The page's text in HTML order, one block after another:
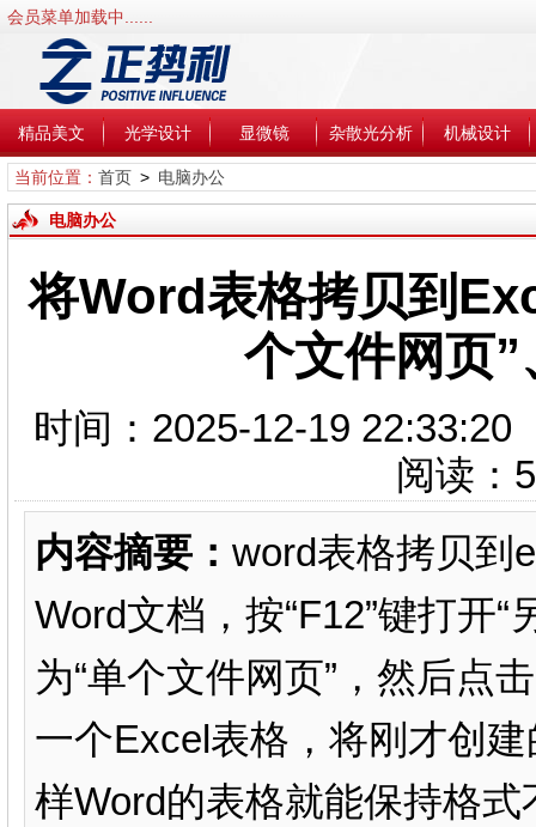
会员菜单加载中......
精品美文 光学设计 显微镜 杂散光分析 机械设计
当前位置： 首页> 电脑办公
电脑办公
将Word表格拷贝到
个文件网页
时间：2025-12-19
阅读：
内容摘要： word表格拷贝到
Word文档，按“F12”键打开“
为“单个文件网页”，然后点
一个Excel表格，将刚才创
样Word的表格就能保持格